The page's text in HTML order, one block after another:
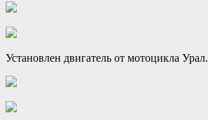
Установлен двигатель от мотоцикла Урал.